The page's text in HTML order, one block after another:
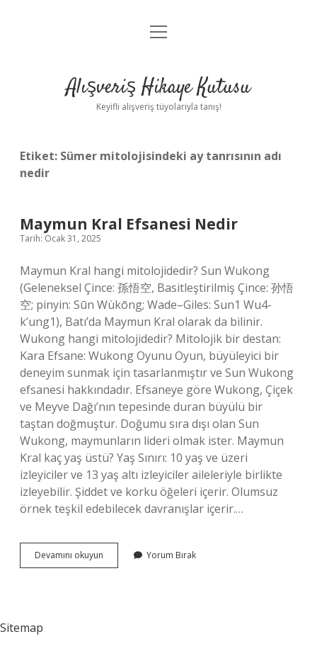
Anasayfa
Yasal Uyarı
menüyü
Alışveriş Hikaye Kutusu
Keyifli alışveriş tüyolarıyla tanış!
Etiket: Sümer mitolojisindeki ay tanrısının adı
nedir
Maymun Kral Efsanesi Nedir
Tarih: Ocak 31, 2025
Maymun Kral hangi mitolojidedir? Sun Wukong
(Geleneksel Çince: 孫悟空, Basitleştirilmiş Çince: 孙悟
空; pinyin: Sūn Wùkōng; Wade–Giles: Sun1 Wu4-
k’ung1), Batı’da Maymun Kral olarak da bilinir.
Wukong hangi mitolojidedir? Mitolojik bir destan:
Kara Efsane: Wukong Oyunu Oyun, büyüleyici bir
deneyim sunmak için tasarlanmıştır ve Sun Wukong
efsanesi hakkındadır. Efsaneye göre Wukong, Çiçek
ve Meyve Dağı’nın tepesinde duran büyülü bir
taştan doğmuştur. Doğumu sıra dışı olan Sun
Wukong, maymunların lideri olmak ister. Maymun
Kral kaç yaş üstü? Yaş Sınırı: 10 yaş ve üzeri
izleyiciler ve 13 yaş altı izleyiciler aileleriyle birlikte
izleyebilir. Şiddet ve korku öğeleri içerir. Olumsuz
örnek teşkil edebilecek davranışlar içerir.…
Devamını okuyun Maymun
Kral
Yorum Bırak
Sitemap